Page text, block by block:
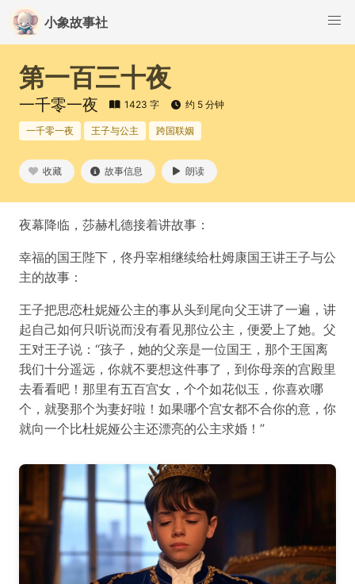
小象故事社
第一百三十夜
一千零一夜 1423 字 约 5 分钟
一千零一夜 王子与公主 跨国联姻
收藏 故事信息 朗读
夜幕降临，莎赫札德接着讲故事：
幸福的国王陛下，佟丹宰相继续给杜姆康国王讲王子与公
主的故事：
王子把思恋杜妮娅公主的事从头到尾向父王讲了一遍，讲
起自己如何只听说而没有看见那位公主，便爱上了她。父
王对王子说：“孩子，她的父亲是一位国王，那个王国离
我们十分遥远，你就不要想这件事了，到你母亲的宫殿里
去看看吧！那里有五百宫女，个个如花似玉，你喜欢哪
个，就娶那个为妻好啦！如果哪个宫女都不合你的意，你
就向一个比杜妮娅公主还漂亮的公主求婚！”